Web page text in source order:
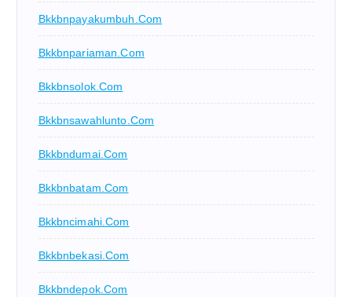
Bkkbnpayakumbuh.com
Bkkbnpariaman.com
Bkkbnsolok.com
Bkkbnsawahlunto.com
Bkkbndumai.com
Bkkbnbatam.com
Bkkbncimahi.com
Bkkbnbekasi.com
Bkkbndepok.com